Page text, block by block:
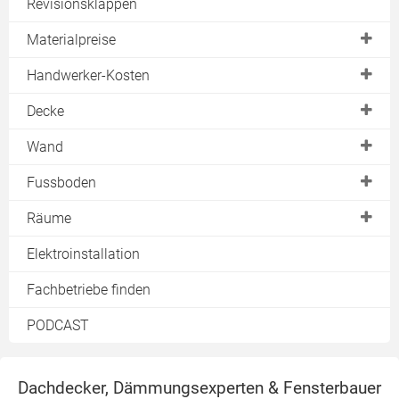
Revisionsklappen
Materialpreise
Gipskartonplatten
Trockenbauplatten
Handwerker-Kosten
Trockenbauwand
Trockenbaudecke
Decke
Deckenheizung
Akustikdecke
Wand
Metallständerwand
Wandheizung
Fussboden
Estrichelemente
Fussbodenheizung
Räume
Bad
Elektroinstallation
Fachbetriebe finden
PODCAST
Dachdecker, Dämmungsexperten & Fensterbauer